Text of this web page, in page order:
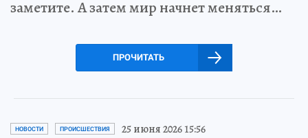
заметите. А затем мир начнет меняться…
ПРОЧИТАТЬ
НОВОСТИ ПРОИСШЕСТВИЯ 25 июня 2026 15:56